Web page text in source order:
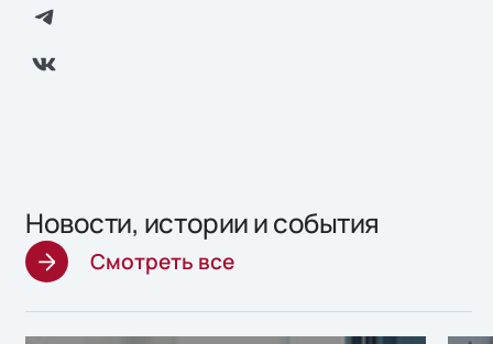
Новости, истории и события
Смотреть все